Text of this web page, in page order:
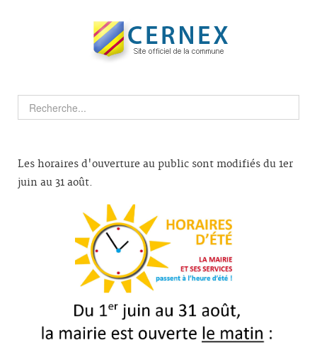
Les horaires d'ouverture au public sont modifiés du 1er
juin au 31 août.